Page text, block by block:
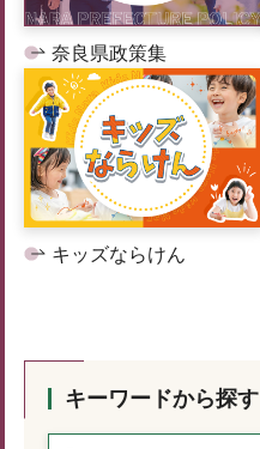
奈良県政策集
キッズならけん
キーワードから探す